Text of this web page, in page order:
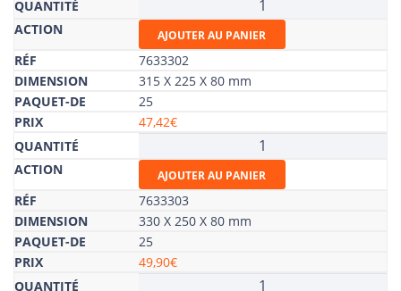
de
Etuis
carton
"prêt
à
poster"
renforcé
AJOUTER AU PANIER
7633302
315 X 225 X 80 mm
25
47,42€
de
Etuis
carton
"prêt
à
poster"
renforcé
AJOUTER AU PANIER
7633303
330 X 250 X 80 mm
25
49,90€